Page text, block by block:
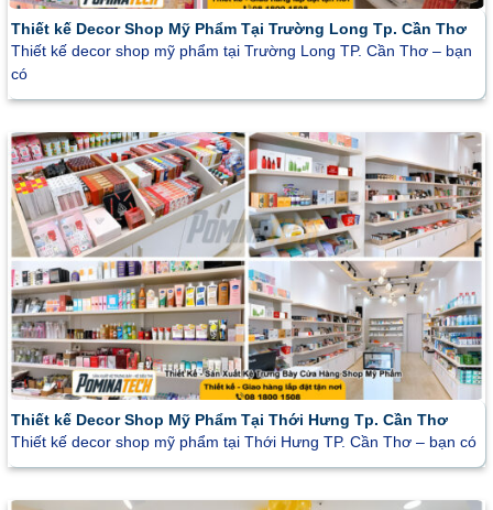
Thiết kế Decor Shop Mỹ Phẩm Tại Trường Long Tp. Cần Thơ
Thiết kế decor shop mỹ phẩm tại Trường Long TP. Cần Thơ – bạn
có
Thiết kế Decor Shop Mỹ Phẩm Tại Thới Hưng Tp. Cần Thơ
Thiết kế decor shop mỹ phẩm tại Thới Hưng TP. Cần Thơ – bạn có